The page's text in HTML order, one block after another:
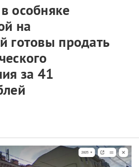
особняке
на
готовы продать
за 41